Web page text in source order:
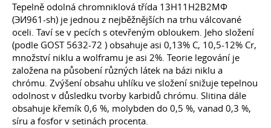
Tepelně odolná chromniklová třída 13H11Н2В2МФ
(ЭИ961-sh) je jednou z nejběžnějších na trhu válcované
oceli. Taví se v pecích s otevřeným obloukem. Jeho složení
(podle GOST 5632-72 ) obsahuje asi 0,13% C, 10,5-12% Cr,
množství niklu a wolframu je asi 2%. Teorie legování je
založena na působení různých látek na bázi niklu a
chrómu. Zvýšení obsahu uhlíku ve složení snižuje tepelnou
odolnost v důsledku tvorby karbidů chrómu. Slitina dále
obsahuje křemík 0,6 %, molybden do 0,5 %, vanad 0,3 %,
síru a fosfor v setinách procenta.